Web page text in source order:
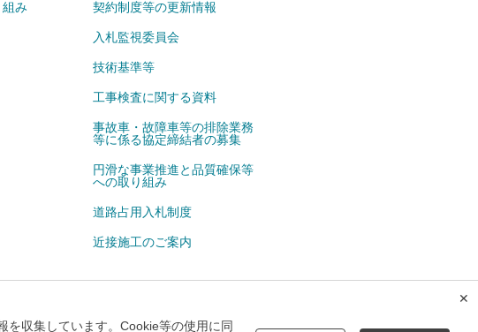
み 契約制度等の更新情報
入札監視委員会
技術基準等
工事検査に関する資料
事故車・故障車等の排除業務
等に係る協定締結者の募集
円滑な事業推進と品質確保等
への取り組み
道路占用入札制度
近接施工のご案内
設定 広告掲載について メルマガ
を収集しています。Cookie等の使用に同
✕